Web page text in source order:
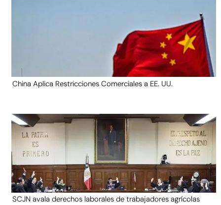
China Aplica Restricciones Comerciales a EE. UU.
SCJN avala derechos laborales de trabajadores agrícolas